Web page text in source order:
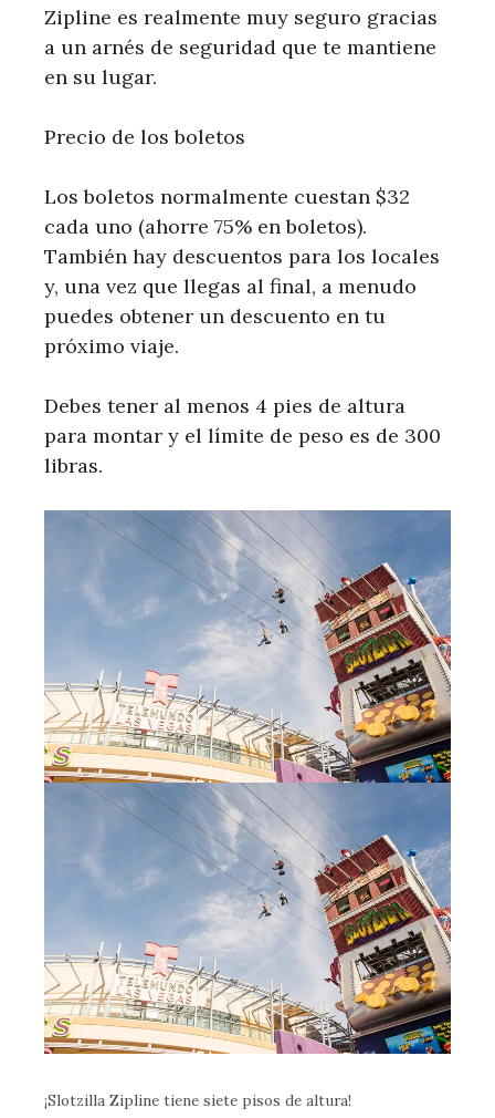
Zipline es realmente muy seguro gracias
a un arnés de seguridad que te mantiene
en su lugar.
Precio de los boletos
Los boletos normalmente cuestan $32
cada uno (ahorre 75% en boletos).
También hay descuentos para los locales
y, una vez que llegas al final, a menudo
puedes obtener un descuento en tu
próximo viaje.
Debes tener al menos 4 pies de altura
para montar y el límite de peso es de 300
libras.
¡Slotzilla Zipline tiene siete pisos de altura!